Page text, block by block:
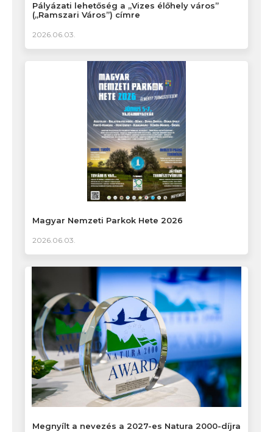
Pályázati lehetőség a „Vizes élőhely város”
(„Ramszari Város”) címre
2026.06.03.
Magyar Nemzeti Parkok Hete 2026
2026.06.03.
Megnyílt a nevezés a 2027-es Natura 2000-díjra